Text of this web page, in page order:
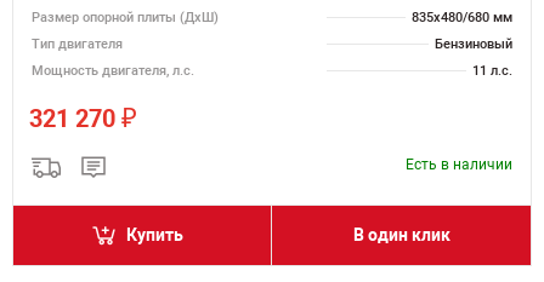
Размер опорной плиты (ДхШ)
835х480/680 мм
Тип двигателя
Бензиновый
Мощность двигателя, л.с.
11 л.с.
321 270 ₽
Есть в наличии
Купить В один клик